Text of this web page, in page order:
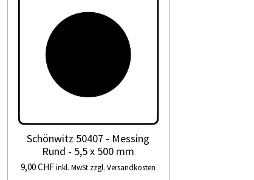
Schönwitz 50407 - Messing
Rund - 5,5 x 500 mm
9,00 CHFinkl. MwSt zzgl. Versandkosten